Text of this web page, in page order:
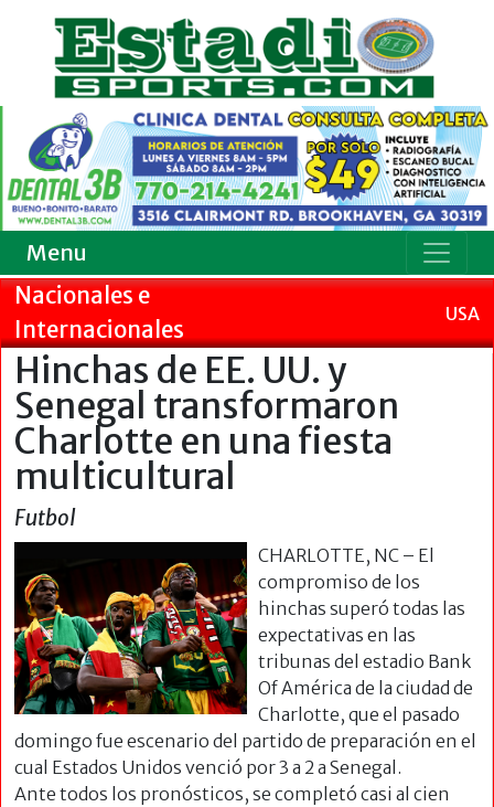
Menu
Nacionales e
Internacionales
USA
Hinchas de EE. UU. y
Senegal transformaron
Charlotte en una fiesta
multicultural
Futbol
CHARLOTTE, NC – El
compromiso de los
hinchas superó todas las
expectativas en las
tribunas del estadio Bank
Of América de la ciudad de
Charlotte, que el pasado
domingo fue escenario del partido de preparación en el
cual Estados Unidos venció por 3 a 2 a Senegal.
Ante todos los pronósticos, se completó casi al cien